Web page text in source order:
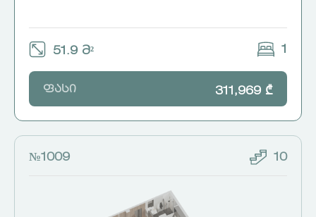
51.9 მ² 1
ფასი 311,969 ₾
№1009 10